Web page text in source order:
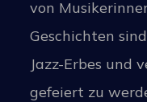
von
Geschichten
Jazz-Erbes und
gefeiert zu